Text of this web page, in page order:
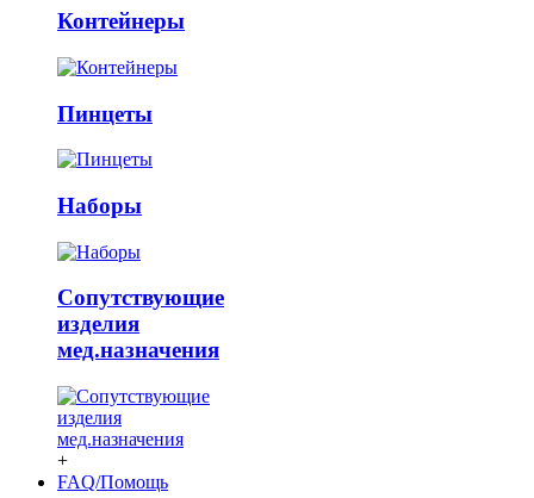
Контейнеры
Пинцеты
Наборы
Сопутствующие
изделия
мед.назначения
+
FAQ/Помощь